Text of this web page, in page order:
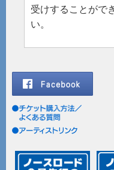
受けすることがで
い。